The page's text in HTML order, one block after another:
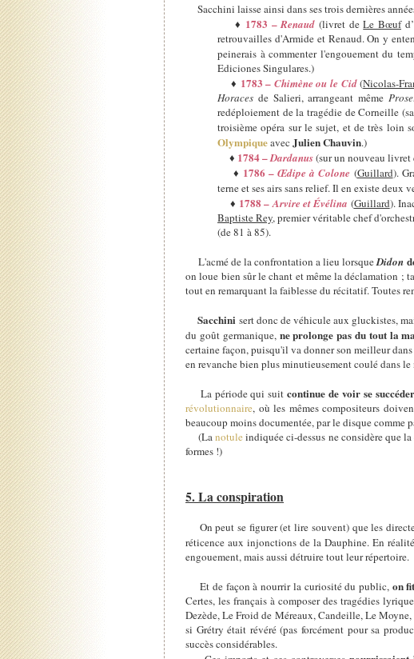
Sacchini laisse ainsi dans ses trois dernières
♦ 1783 –Renaud (livret deLe Bœuf
retrouvailles d'Armide et Renaud. On y
peinerais à commenter l'engouement du
Ediciones Singulares.)
♦ 1783 – Chimène ou le Cid(Nicolas-
Horaces de Salieri, arrangeant même
redéploiement de la tragédie de Corneille
troisième opéra sur le sujet, et de très loin
OlympiqueavecJulien Chauvin.)
♦ 1784 –Dardanus(sur un nouveau
♦ 1786 – Œdipe à Colone (Guillard).
terne et ses airs sans relief. Il en existe deux
♦ 1788 –Arvire et Évélina (Guillard).
Baptiste Rey, premier véritable chef
(de 81 à 85).
L'acmé de la confrontation a lieu lorsqueDidon
on loue bien sûr le chant et même la déclamation ;
tout en remarquant la faiblesse du récitatif. Toutes
Sacchini sert donc de véhicule aux gluckistes,
du goût germanique, ne prolonge pas du tout la
certaine façon, puisqu'il va donner son meilleur
en revanche bien plus minutieusement coulé dans
La période qui suit continue de voir se
révolutionnaire, où les mêmes compositeurs
beaucoup moins documentée, par le disque comme
(Lanotuleindiquée ci-dessus ne considère que
formes !)
5. La conspiration
On peut se figurer (et lire souvent) que les
réticence aux injonctions de la Dauphine. En
engouement, mais aussi détruire tout leur répertoire.
Et de façon à nourrir la curiosité du public, on
Certes, les français à composer des tragédies
Dezède, Le Froid de Méreaux, Candeille, Le
si Grétry était révéré (pas forcément pour sa
succès considérables.